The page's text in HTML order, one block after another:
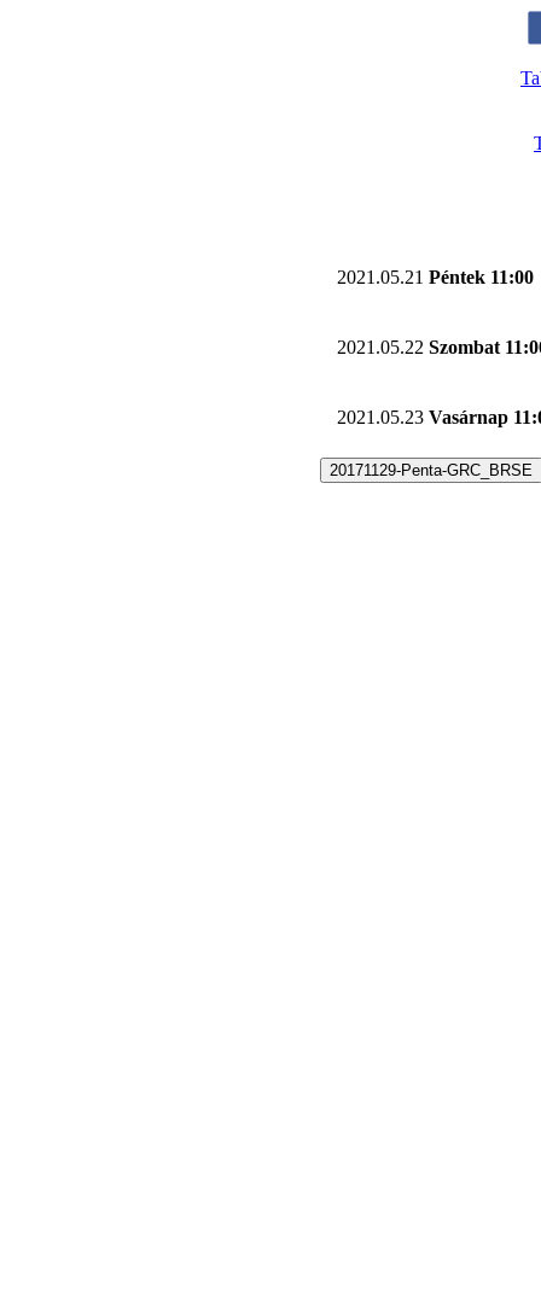
2021.05.21 Péntek 11:00
2021.05.22 Szombat
2021.05.23 Vasárnap
20171129-Penta-GRC_BRSE